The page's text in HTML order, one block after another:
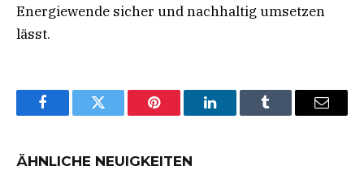
Energiewende sicher und nachhaltig umsetzen
lässt.
FacebookTwitter Pinterest LinkedInTumblr Email
ÄHNLICHE NEUIGKEITEN